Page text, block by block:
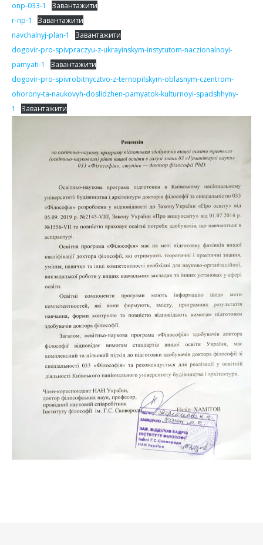
onp-033-1
Завантажити
r-np-1
Завантажити
navchalnyj-plan-1
Завантажити
dogovir-pro-spivpraczyu-z-ukrayinskym-instytutom-naczionalnoyi-
pamyati-1
Завантажити
dogovir-pro-spivrobitnycztvo-z-ternopilskym-oblasnym-czentrom-
ohorony-ta-naukovyh-doslidzhen-pamyatok-kulturnoyi-spadshhyny-
1
Завантажити